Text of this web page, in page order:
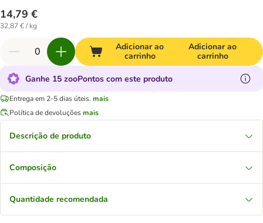
14,79 €
32,87 € / kg
Adicionar ao
carrinho
Adicionar ao
carrinho
Ganhe 15 zooPontos com este produto
Entrega em 2-5 dias úteis. mais
Política de devoluçõesmais
Descrição de produto
Composição
Quantidade recomendada